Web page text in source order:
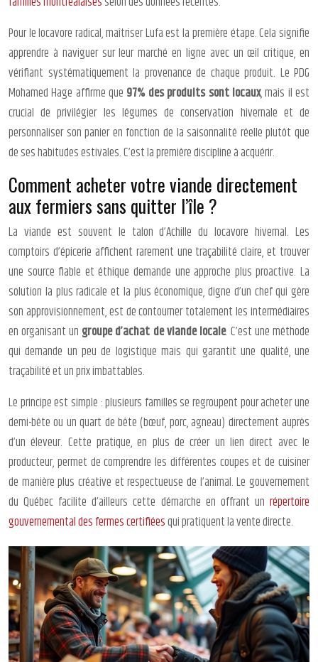
Pour le locavore radical, maîtriser Lufa est la première étape. Cela signifie
apprendre à naviguer sur leur marché en ligne avec un œil critique, en
vérifiant systématiquement la provenance de chaque produit. Le PDG
Mohamed Hage affirme que 97% des produits sont locaux, mais il est
crucial de privilégier les légumes de conservation hivernale et de
personnaliser son panier en fonction de la saisonnalité réelle plutôt que
de ses habitudes estivales. C’est la première discipline à acquérir.
Comment acheter votre viande directement
aux fermiers sans quitter l’île ?
La viande est souvent le talon d’Achille du locavore hivernal. Les
comptoirs d’épicerie affichent rarement une traçabilité claire, et trouver
une source fiable et éthique demande une approche plus proactive. La
solution la plus radicale et la plus économique, digne d’un chef qui gère
son approvisionnement, est de contourner totalement les intermédiaires
en organisant un groupe d’achat de viande locale. C’est une méthode
qui demande un peu de logistique mais qui garantit une qualité, une
traçabilité et un prix imbattables.
Le principe est simple : plusieurs familles se regroupent pour acheter une
demi-bête ou un quart de bête (bœuf, porc, agneau) directement auprès
d’un éleveur. Cette pratique, en plus de créer un lien direct avec le
producteur, permet de comprendre les différentes coupes et de cuisiner
de manière plus créative et respectueuse de l’animal. Le gouvernement
du Québec facilite d’ailleurs cette démarche en offrant un répertoire
gouvernemental des fermes certifiéesqui pratiquent la vente directe.